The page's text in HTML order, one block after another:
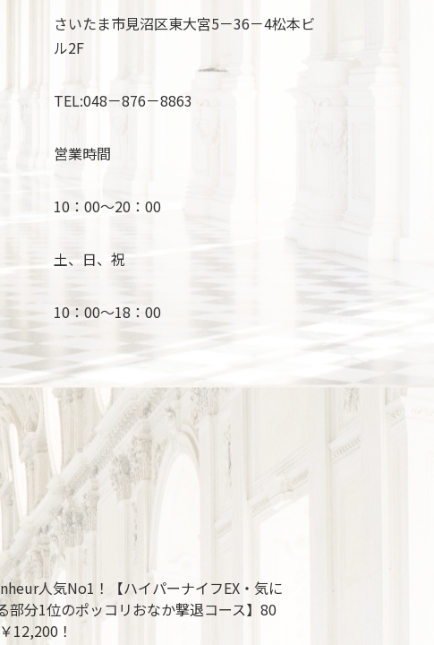
さいたま市見沼区東大宮5－36－4松本ビ
ル2F
TEL:048－876－8863
営業時間
10：00～20：00
土、日、祝
10：00～18：00
人気No1！【ハイパーナイフEX・気に
部分1位のポッコリおなか撃退コース】80
12,200！